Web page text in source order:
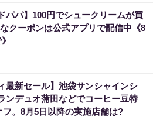
パパ】100円でシュークリームが買
クーポンは公式アプリで配信中《8
最新セール】池袋サンシャインシ
ンデュオ蒲田などでコーヒー豆特
フ。8月5日以降の実施店舗は?